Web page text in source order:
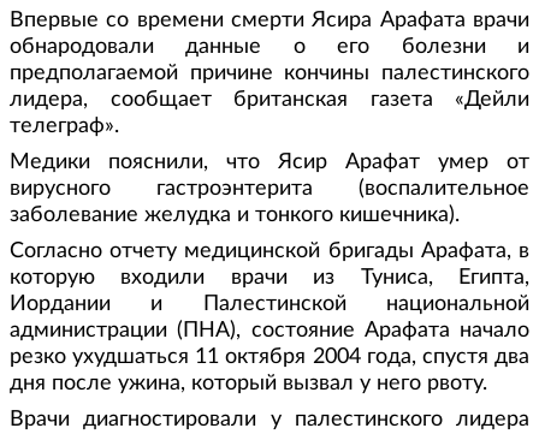
Впервые со времени смерти Ясира Арафата врачи
обнародовали данные о его болезни и
предполагаемой причине кончины палестинского
лидера, сообщает британская газета «Дейли
телеграф».
Медики пояснили, что Ясир Арафат умер от
вирусного гастроэнтерита (воспалительное
заболевание желудка и тонкого кишечника).
Согласно отчету медицинской бригады Арафата, в
которую входили врачи из Туниса, Египта,
Иордании и Палестинской национальной
администрации (ПНА), состояние Арафата начало
резко ухудшаться 11 октября 2004 года, спустя два
дня после ужина, который вызвал у него рвоту.
Врачи диагностировали у палестинского лидера